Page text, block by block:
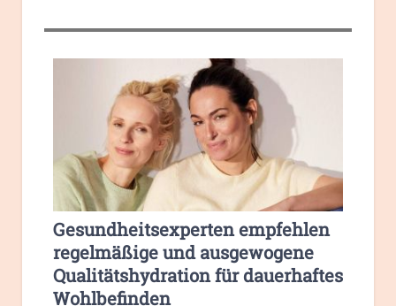
Gesundheitsexperten empfehlen
regelmäßige und ausgewogene
Qualitätshydration für dauerhaftes
Wohlbefinden